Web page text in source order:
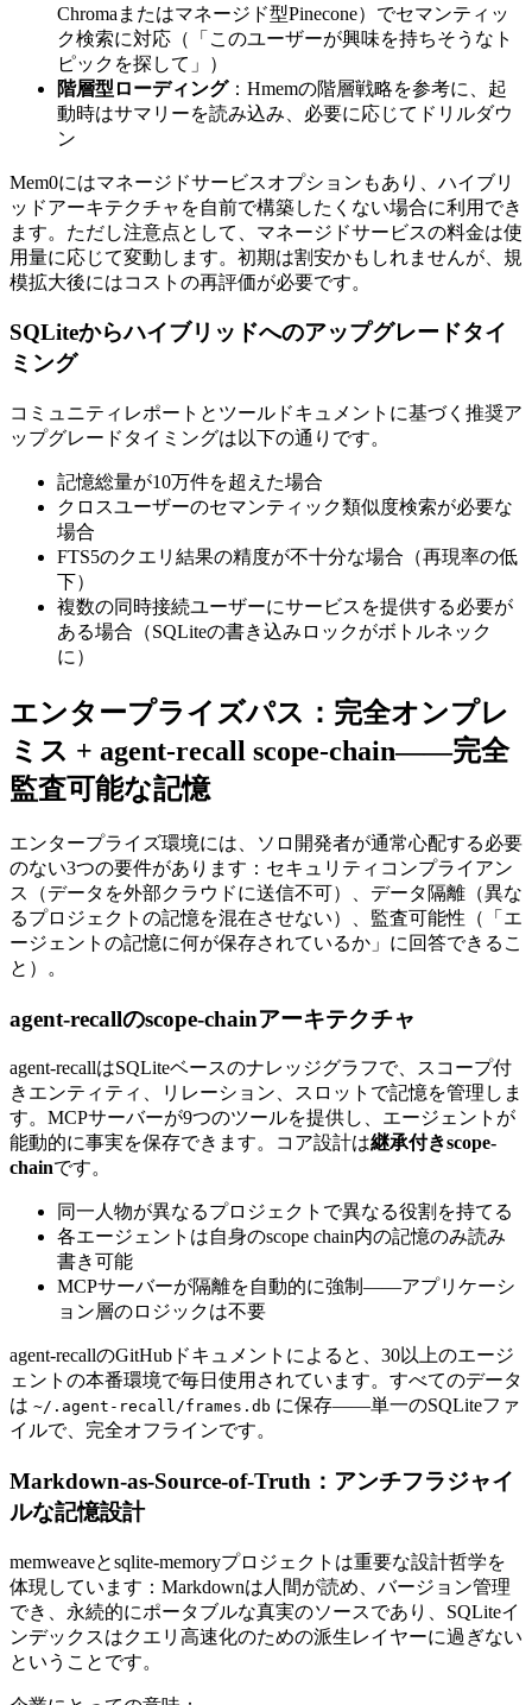
Chromaまたはマネージド型Pinecone）でセマンティッ
ク検索に対応（「このユーザーが興味を持ちそうなト
ピックを探して」）
階層型ローディング：Hmemの階層戦略を参考に、起
動時はサマリーを読み込み、必要に応じてドリルダウ
ン
Mem0にはマネージドサービスオプションもあり、ハイブリ
ッドアーキテクチャを自前で構築したくない場合に利用でき
ます。ただし注意点として、マネージドサービスの料金は使
用量に応じて変動します。初期は割安かもしれませんが、規
模拡大後にはコストの再評価が必要です。
SQLiteからハイブリッドへのアップグレードタイ
ミング
コミュニティレポートとツールドキュメントに基づく推奨ア
ップグレードタイミングは以下の通りです。
記憶総量が10万件を超えた場合
クロスユーザーのセマンティック類似度検索が必要な
場合
FTS5のクエリ結果の精度が不十分な場合（再現率の低
下）
複数の同時接続ユーザーにサービスを提供する必要が
ある場合（SQLiteの書き込みロックがボトルネック
に）
エンタープライズパス：完全オンプレ
ミス + agent-recall scope-chain——完全
監査可能な記憶
エンタープライズ環境には、ソロ開発者が通常心配する必要
のない3つの要件があります：セキュリティコンプライアン
ス（データを外部クラウドに送信不可）、データ隔離（異な
るプロジェクトの記憶を混在させない）、監査可能性（「エ
ージェントの記憶に何が保存されているか」に回答できるこ
と）。
agent-recallのscope-chainアーキテクチャ
agent-recallはSQLiteベースのナレッジグラフで、スコープ付
きエンティティ、リレーション、スロットで記憶を管理しま
す。MCPサーバーが9つのツールを提供し、エージェントが
能動的に事実を保存できます。コア設計は継承付きscope-
chainです。
同一人物が異なるプロジェクトで異なる役割を持てる
各エージェントは自身のscope chain内の記憶のみ読み
書き可能
MCPサーバーが隔離を自動的に強制——アプリケーシ
ョン層のロジックは不要
agent-recallのGitHubドキュメントによると、30以上のエージ
ェントの本番環境で毎日使用されています。すべてのデータ
は ~/.agent-recall/frames.db に保存——単一のSQLiteファ
イルで、完全オフラインです。
Markdown-as-Source-of-Truth：アンチフラジャイ
ルな記憶設計
memweaveとsqlite-memoryプロジェクトは重要な設計哲学を
体現しています：Markdownは人間が読め、バージョン管理
でき、永続的にポータブルな真実のソースであり、SQLiteイ
ンデックスはクエリ高速化のための派生レイヤーに過ぎない
ということです。